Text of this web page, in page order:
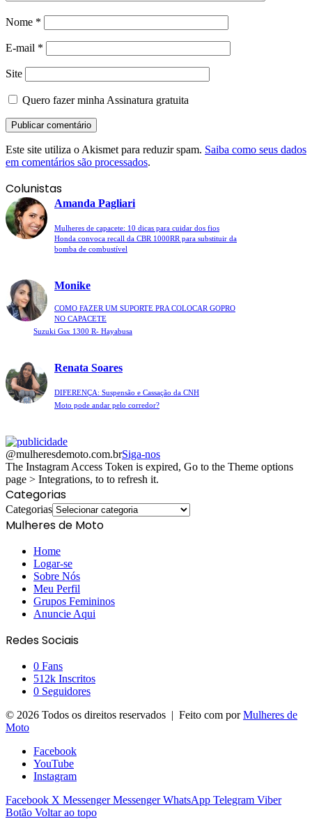
Nome *
E-mail *
Site
Quero fazer minha Assinatura gratuita
Este site utiliza o Akismet para reduzir spam. Saiba como seus dados
em comentários são processados.
Colunistas
Amanda Pagliari
Mulheres de capacete: 10 dicas para cuidar dos fios
Honda convoca recall da CBR 1000RR para substituir da
bomba de combustível
Monike
COMO FAZER UM SUPORTE PRA COLOCAR GOPRO
NO CAPACETE
Suzuki Gsx 1300 R- Hayabusa
Renata Soares
DIFERENÇA: Suspensão e Cassação da CNH
Moto pode andar pelo corredor?
@mulheresdemoto.com.brSiga-nos
The Instagram Access Token is expired, Go to the Theme options
page > Integrations, to to refresh it.
Categorias
Categorias
Mulheres de Moto
Home
Logar-se
Sobre Nós
Meu Perfil
Grupos Femininos
Anuncie Aqui
Redes Sociais
0 Fans
512k Inscritos
0 Seguidores
© 2026 Todos os direitos reservados | Feito com porMulheres de
Moto
Facebook
YouTube
Instagram
Facebook X Messenger Messenger WhatsApp Telegram Viber
Botão Voltar ao topo